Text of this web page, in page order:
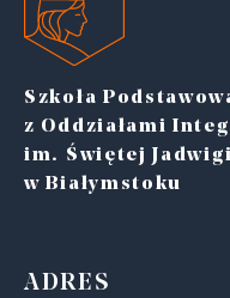
Szkoła
z Oddziałami
im. Świętej
w Białymstoku
ADRES